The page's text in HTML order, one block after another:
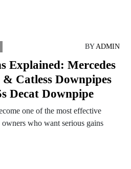
BYADMIN
Explained: Mercedes
Catless Downpipes
Decat Downpipe
one of the most effective
who want serious gains